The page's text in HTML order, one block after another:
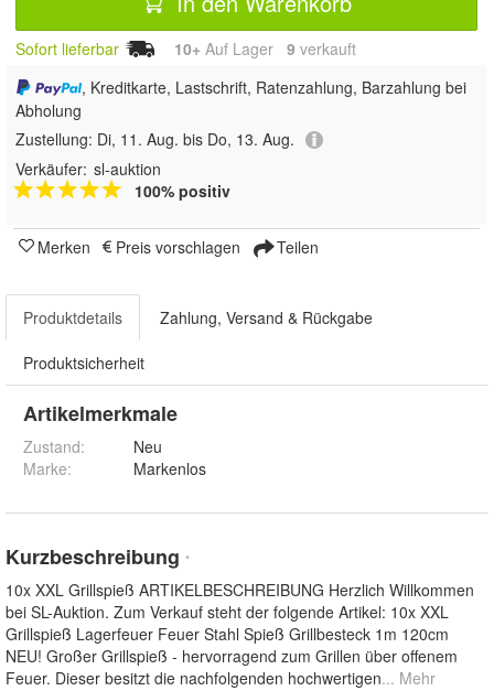
Sofort lieferbar 10+ Auf Lager 9 verkauft
, Kreditkarte, Lastschrift, Ratenzahlung, Barzahlung bei
Abholung
Zustellung: Di, 11. Aug. bis Do, 13. Aug.
Verkäufer: sl-auktion
100% positiv
Merken Preis vorschlagen Teilen
Produktdetails Zahlung, Versand & Rückgabe
Produktsicherheit
Artikelmerkmale
Zustand:
Neu
Marke:
Markenlos
Kurzbeschreibung *
10x XXL Grillspieß ARTIKELBESCHREIBUNG Herzlich Willkommen
bei SL-Auktion. Zum Verkauf steht der folgende Artikel: 10x XXL
Grillspieß Lagerfeuer Feuer Stahl Spieß Grillbesteck 1m 120cm
NEU! Großer Grillspieß - hervorragend zum Grillen über offenem
Feuer. Dieser besitzt die nachfolgenden hochwertigen... Mehr